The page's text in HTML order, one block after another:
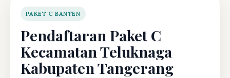
PAKET C BANTEN
Pendaftaran Paket C
Kecamatan Teluknaga
Kabupaten Tangerang